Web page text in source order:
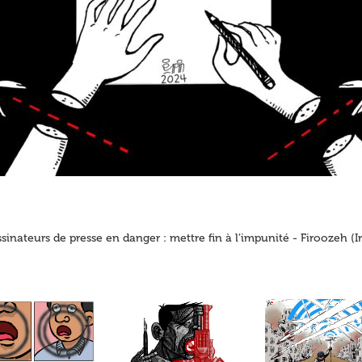
de presse en danger : mettre fin à l’impunité - Firoozeh